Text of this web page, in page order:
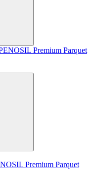
Premium Parquet